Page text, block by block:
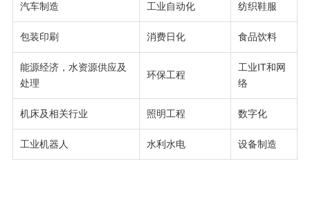
汽车制造 工业自动化 纺织鞋服
包装印刷 消费日化 食品饮料
能源经济，水资源供应及
处理
环保工程
工业IT和网
络
机床及相关行业 照明工程 数字化
工业机器人 水利水电 设备制造